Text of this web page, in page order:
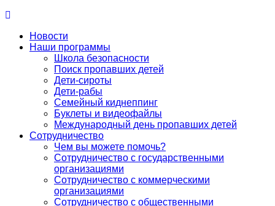
Новости
Наши программы
Школа безопасности
Поиск пропавших детей
Дети-сироты
Дети-рабы
Семейный киднеппинг
Буклеты и видеофайлы
Международный день пропавших детей
Сотрудничество
Чем вы можете помочь?
Сотрудничество с государственными
организациями
Сотрудничество с коммерческими
организациями
Сотрудничество с общественными